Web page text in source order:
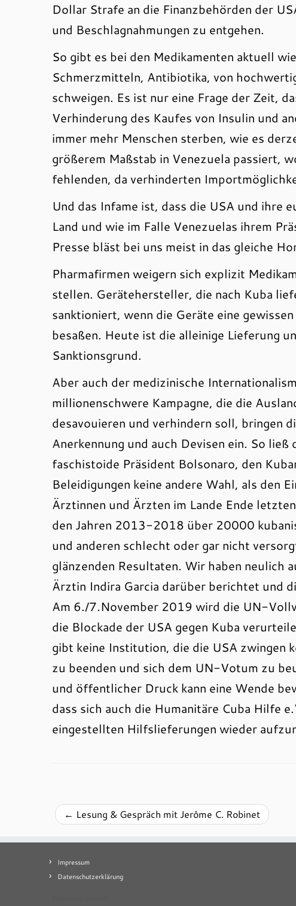
Dollar Strafe an die Finanzbehörden der
und Beschlagnahmungen zu entgehen.
So gibt es bei den Medikamenten aktuell
Schmerzmitteln, Antibiotika, von
schweigen. Es ist nur eine Frage der Zeit,
Verhinderung des Kaufes von Insulin und
immer mehr Menschen sterben, wie es
größerem Maßstab in Venezuela passiert,
fehlenden, da verhinderten
Und das Infame ist, dass die USA und ihre
Land und wie im Falle Venezuelas ihrem
Presse bläst bei uns meist in das gleiche
Pharmafirmen weigern sich explizit
stellen. Gerätehersteller, die nach Kuba
sanktioniert, wenn die Geräte eine
besaßen. Heute ist die alleinige Lieferung
Sanktionsgrund.
Aber auch der medizinische
millionenschwere Kampagne, die die
desavouieren und verhindern soll, bringen
Anerkennung und auch Devisen ein. So
faschistoide Präsident Bolsonaro, den
Beleidigungen keine andere Wahl, als den
Ärztinnen und Ärzten im Lande Ende
den Jahren 2013-2018 über 20000
und anderen schlecht oder gar nicht
glänzenden Resultaten. Wir haben neulich
Ärztin Indira Garcia darüber berichtet und
Am 6./7.November 2019 wird die UN-
die Blockade der USA gegen Kuba
gibt keine Institution, die die USA zwingen
zu beenden und sich dem UN-Votum zu
und öffentlicher Druck kann eine Wende
dass sich auch die Humanitäre Cuba Hilfe
eingestellten Hilfslieferungen wieder
← Lesung & Gespräch mit Jerôme C. Robinet
Impressum
Datenschutzerklärung